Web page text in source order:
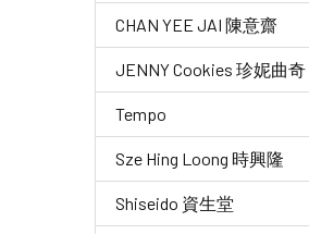
CHAN YEE JAI 陳意齋
JENNY Cookies 珍妮曲奇
Tempo
Sze Hing Loong 時興隆
Shiseido 資生堂